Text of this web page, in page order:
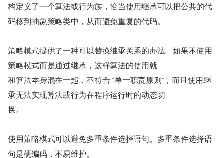
构定义了一个算法或行为族，恰当使用继承可以把公共的代
码移到抽象策略类中，从而避免重复的代码。
策略模式提供了一种可以替换继承关系的办法。如果不使用
策略模式而是通过继承，这样算法的使用就
和算法本身混在一起，不符合 “单一职责原则”，而且使用继
承无法实现算法或行为在程序运行时的动态切
换。
使用策略模式可以避免多重条件选择语句。多重条件选择语
句是硬编码，不易维护。